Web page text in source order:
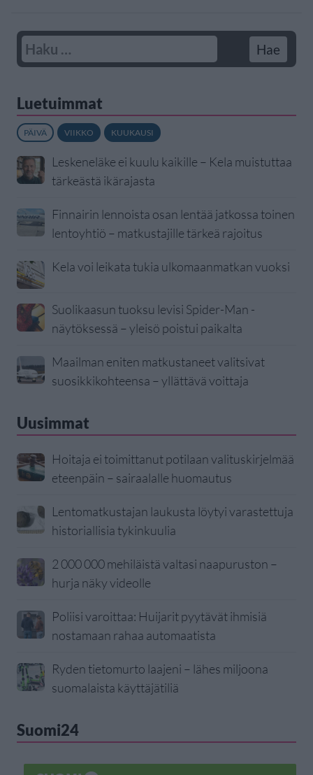
Luetuimmat
PÄIVÄ VIIKKO KUUKAUSI
Leskeneläke ei kuulu kaikille – Kela muistuttaa
tärkeästä ikärajasta
Finnairin lennoista osan lentää jatkossa toinen
lentoyhtiö – matkustajille tärkeä rajoitus
Kela voi leikata tukia ulkomaanmatkan vuoksi
Suolikaasun tuoksu levisi Spider-Man -
näytöksessä – yleisö poistui paikalta
Maailman eniten matkustaneet valitsivat
suosikkikohteensa – yllättävä voittaja
Uusimmat
Hoitaja ei toimittanut potilaan valituskirjelmää
eteenpäin – sairaalalle huomautus
Lentomatkustajan laukusta löytyi varastettuja
historiallisia tykinkuulia
2 000 000 mehiläistä valtasi naapuruston –
hurja näky videolle
Poliisi varoittaa: Huijarit pyytävät ihmisiä
nostamaan rahaa automaatista
Ryden tietomurto laajeni – lähes miljoona
suomalaista käyttäjätiliä
Suomi24